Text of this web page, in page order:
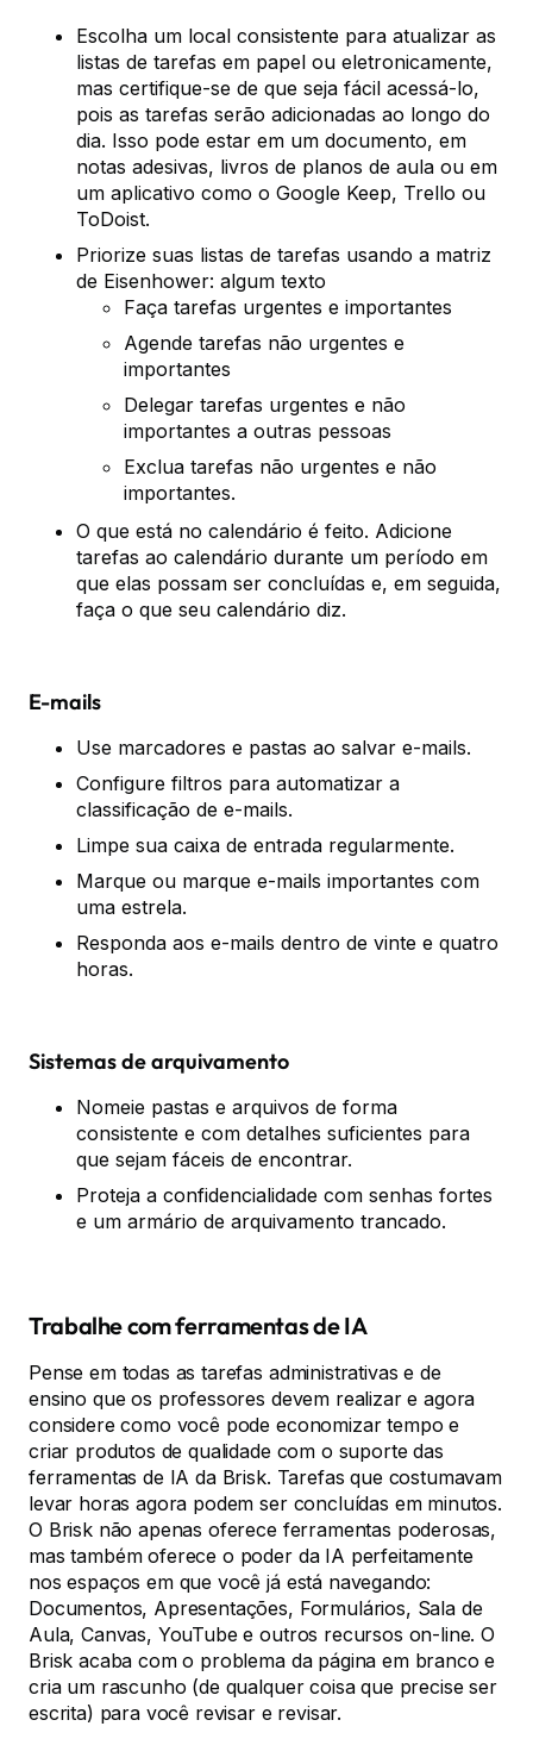
Escolha um local consistente para atualizar as
listas de tarefas em papel ou eletronicamente,
mas certifique-se de que seja fácil acessá-lo,
pois as tarefas serão adicionadas ao longo do
dia. Isso pode estar em um documento, em
notas adesivas, livros de planos de aula ou em
um aplicativo como o Google Keep, Trello ou
ToDoist.
Priorize suas listas de tarefas usando a matriz
de Eisenhower: algum texto
Faça tarefas urgentes e importantes
Agende tarefas não urgentes e
importantes
Delegar tarefas urgentes e não
importantes a outras pessoas
Exclua tarefas não urgentes e não
importantes.
O que está no calendário é feito. Adicione
tarefas ao calendário durante um período em
que elas possam ser concluídas e, em seguida,
faça o que seu calendário diz.
E-mails
Use marcadores e pastas ao salvar e-mails.
Configure filtros para automatizar a
classificação de e-mails.
Limpe sua caixa de entrada regularmente.
Marque ou marque e-mails importantes com
uma estrela.
Responda aos e-mails dentro de vinte e quatro
horas.
Sistemas de arquivamento
Nomeie pastas e arquivos de forma
consistente e com detalhes suficientes para
que sejam fáceis de encontrar.
Proteja a confidencialidade com senhas fortes
e um armário de arquivamento trancado.
Trabalhe com ferramentas de IA
Pense em todas as tarefas administrativas e de
ensino que os professores devem realizar e agora
considere como você pode economizar tempo e
criar produtos de qualidade com o suporte das
ferramentas de IA da Brisk. Tarefas que costumavam
levar horas agora podem ser concluídas em minutos.
O Brisk não apenas oferece ferramentas poderosas,
mas também oferece o poder da IA perfeitamente
nos espaços em que você já está navegando:
Documentos, Apresentações, Formulários, Sala de
Aula, Canvas, YouTube e outros recursos on-line. O
Brisk acaba com o problema da página em branco e
cria um rascunho (de qualquer coisa que precise ser
escrita) para você revisar e revisar.